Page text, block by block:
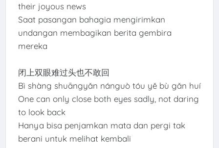
their joyous news
Saat pasangan bahagia mengirimkan
undangan membagikan berita gembira
mereka
闭上双眼难过头也不敢回
Bì shàng shuāngyǎn nánguò tóu yě bù gǎn huí
One can only close both eyes sadly, not daring
to look back
Hanya bisa penjamkan mata dan pergi tak
berani untuk melihat kembali